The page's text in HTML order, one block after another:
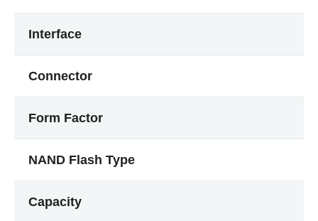
Interface
Connector
Form Factor
NAND Flash Type
Capacity